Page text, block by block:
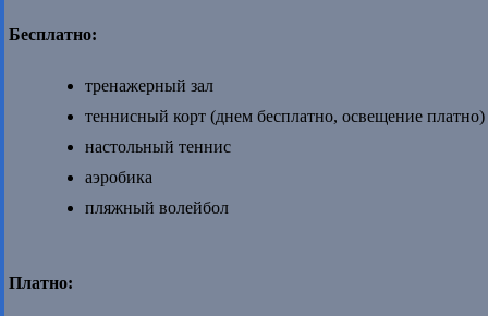
Бесплатно:
тренажерный зал
теннисный корт (днем бесплатно, освещение платно)
настольный теннис
аэробика
пляжный волейбол
Платно: